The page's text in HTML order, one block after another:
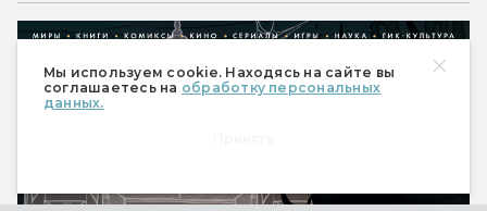
Мы используем cookie. Находясь на сайте вы
соглашаетесь на обработку персональных
данных.